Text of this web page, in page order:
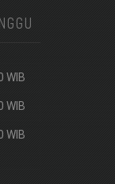
WIB
WIB
WIB